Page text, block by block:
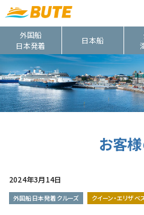
外国船
日本発着
日本船
お客
2024年3月14日
外国船日本発着クルーズ クイーン・エリザベ